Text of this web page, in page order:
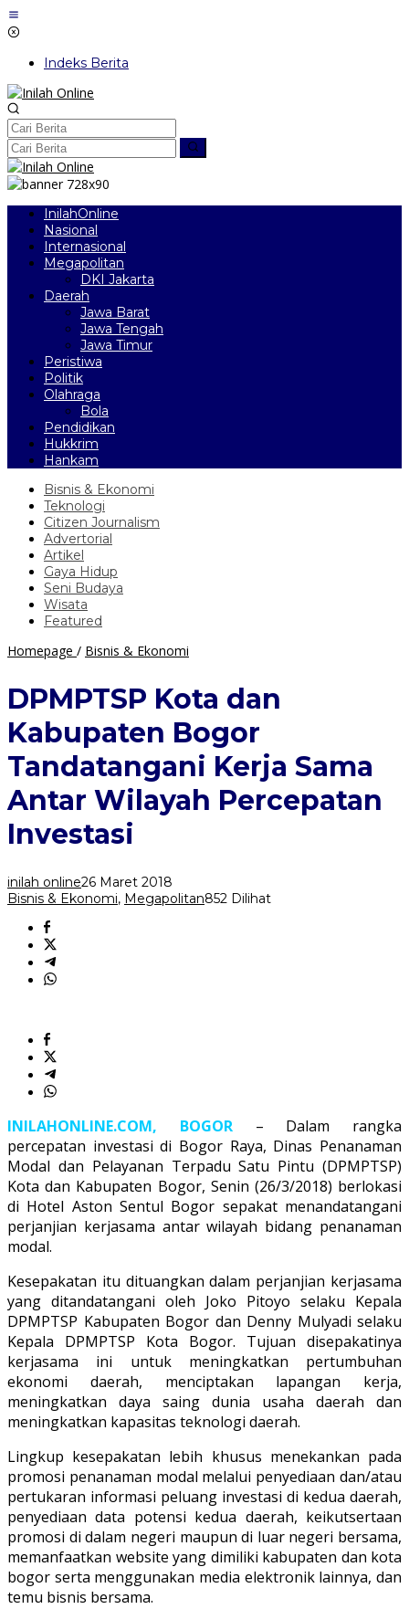
Lewati
ke
Indeks Berita
InilahOnline
Nasional
Internasional
Megapolitan
DKI Jakarta
Daerah
Jawa Barat
Jawa Tengah
Jawa Timur
Peristiwa
Politik
Olahraga
Bola
Pendidikan
Hukkrim
Hankam
Bisnis & Ekonomi
Teknologi
Citizen Journalism
Advertorial
Artikel
Gaya Hidup
Seni Budaya
Wisata
Featured
Homepage / Bisnis & Ekonomi
Kabupaten
Bogor
Tandatangani
Kerja
Sama
Antar
Wilayah
DPMPTSP Kota dan
Kabupaten Bogor
Tandatangani Kerja Sama
Antar Wilayah Percepatan
Investasi
inilah online26 Maret 2018
Bisnis & Ekonomi, Megapolitan852 Dilihat
INILAHONLINE.COM, BOGOR– Dalam rangka
percepatan investasi di Bogor Raya, Dinas Penanaman
Modal dan Pelayanan Terpadu Satu Pintu (DPMPTSP)
Kota dan Kabupaten Bogor, Senin (26/3/2018) berlokasi
di Hotel Aston Sentul Bogor sepakat menandatangani
perjanjian kerjasama antar wilayah bidang penanaman
modal.
Kesepakatan itu dituangkan dalam perjanjian kerjasama
yang ditandatangani oleh Joko Pitoyo selaku Kepala
DPMPTSP Kabupaten Bogor dan Denny Mulyadi selaku
Kepala DPMPTSP Kota Bogor. Tujuan disepakatinya
kerjasama ini untuk meningkatkan pertumbuhan
ekonomi daerah, menciptakan lapangan kerja,
meningkatkan daya saing dunia usaha daerah dan
meningkatkan kapasitas teknologi daerah.
Lingkup kesepakatan lebih khusus menekankan pada
promosi penanaman modal melalui penyediaan dan/atau
pertukaran informasi peluang investasi di kedua daerah,
penyediaan data potensi kedua daerah, keikutsertaan
promosi di dalam negeri maupun di luar negeri bersama,
memanfaatkan website yang dimiliki kabupaten dan kota
bogor serta menggunakan media elektronik lainnya, dan
temu bisnis bersama.